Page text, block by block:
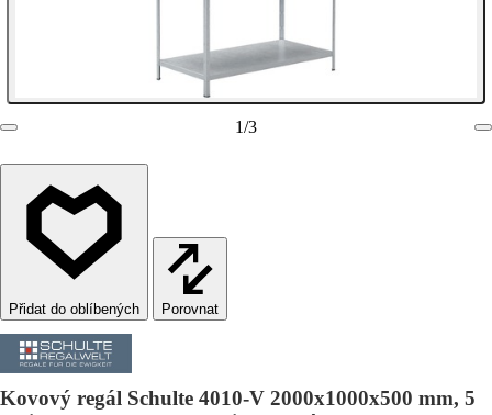
1/3
Porovnat
Kovový regál Schulte 4010-V 2000x1000x500 mm, 5